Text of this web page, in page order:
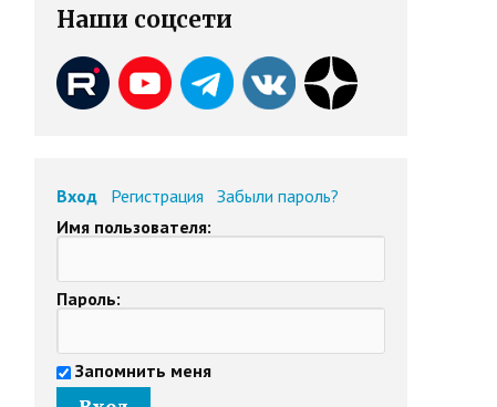
Наши соцсети
Вход Регистрация
Забыли пароль?
Имя пользователя:
Пароль:
Запомнить меня